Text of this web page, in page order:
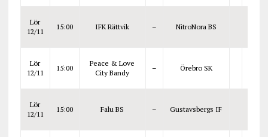
Lör
12/11
15:00 IFK Rättvik – NitroNora BS
Lör
12/11
15:00
Peace & Love
City Bandy
– Örebro SK
Lör
12/11
15:00 Falu BS – Gustavsbergs IF